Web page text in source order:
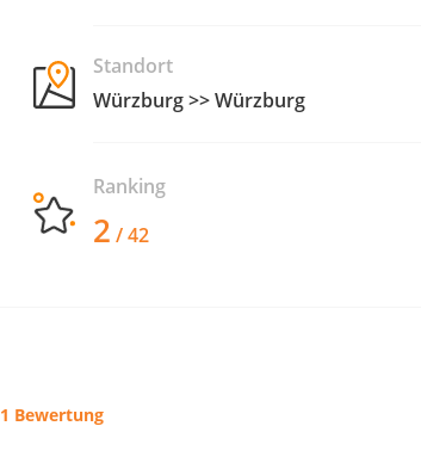
Standort
Würzburg >> Würzburg
Ranking
2 / 42
1 Bewertung